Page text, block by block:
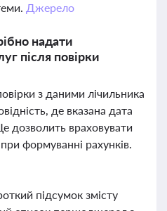
Джерело
надати
після повірки
з даними лічильника
де вказана дата
дозволить враховувати
формуванні рахунків.
підсумок змісту